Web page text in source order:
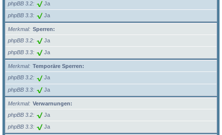
phpBB 3.2
Ja
phpBB 3.3 Ja
Merkmal
Sperren:
phpBB 3.2
Ja
phpBB 3.3 Ja
Merkmal
Temporäre Sperren:
phpBB 3.2
Ja
phpBB 3.3 Ja
Merkmal
Verwarnungen:
phpBB 3.2
Ja
phpBB 3.3 Ja